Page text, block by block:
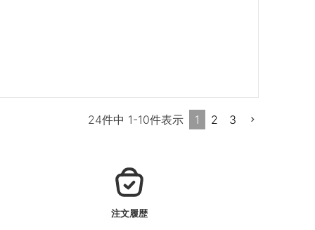
24件中 1-10件表示 1 2 3
注文履歴